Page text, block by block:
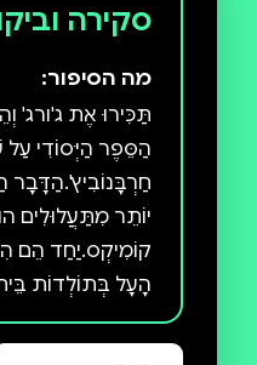
סקירה
מה הסיפור:
תַּכִּירוּ אֶת ג'ורג'
הַסֵּפֶר הַיְּסוֹדִי עַל
חַרְבָּנוֹבִיץ'.הַדָּבָר
יוֹתֵר מִתַּעֲלוּלִים
קוֹמִיקְס.יַחַד הֵם
הָעָל בְּתוֹלְדוֹת
קֶפְּטֶן תַּחְתּוֹנִים!
לְעַצְמָם שֶׁיּוֹם